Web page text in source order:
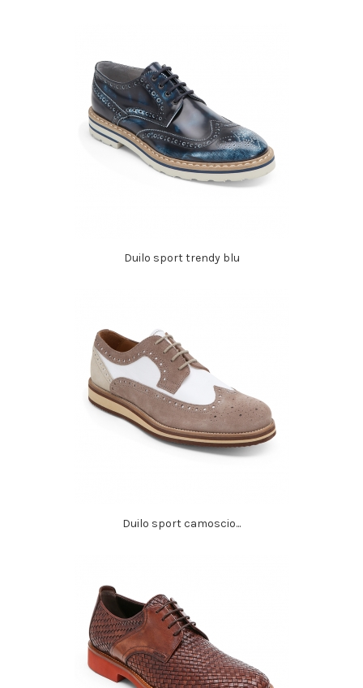
Duilo sport trendy blu
Duilo sport camoscio...